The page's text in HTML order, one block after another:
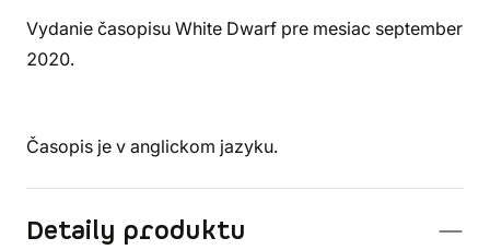
Vydanie časopisu White Dwarf pre mesiac september
2020.
Časopis je v anglickom jazyku.
Detaily produktu